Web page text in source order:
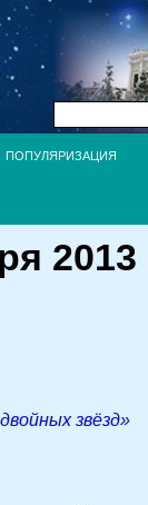
Найти:
ПОПУЛЯРИЗАЦИЯ
2013
звёзд»